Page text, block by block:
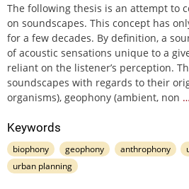
The following thesis is an attempt to
on soundscapes. This concept has
for a few decades. By definition, a
of acoustic sensations unique to a
reliant on the listener’s perception.
soundscapes with regards to their
organisms), geophony (ambient, non
Keywords
biophony geophony anthrophony
urban planning